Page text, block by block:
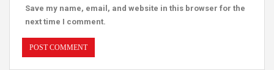
Save my name, email, and website in this browser for the
next time I comment.